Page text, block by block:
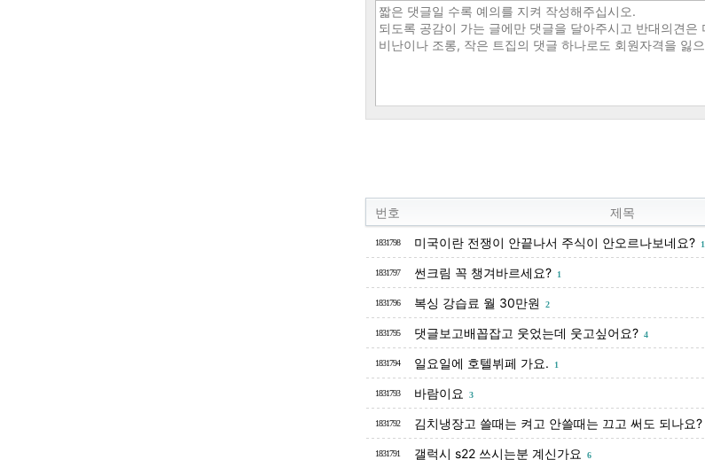
번호 제목
1831798 미국이란 전쟁이 안끝나서 주식이 안오르나보네요? 1
1831797 썬크림 꼭 챙겨바르세요? 1
1831796 복싱 강습료 월 30만원 2
1831795 댓글보고배꼽잡고 웃었는데 웃고싶어요? 4
1831794 일요일에 호텔뷔페 가요. 1
1831793 바람이요 3
1831792 김치냉장고 쓸때는 켜고 안쓸때는 끄고 써도 되나요?
1831791 갤럭시 s22 쓰시는분 계신가요 6